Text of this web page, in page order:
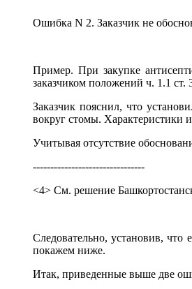
Ошибка N 2. Заказчик не
Пример. При закупке
заказчиком положений ч. 1.1
Заказчик пояснил, что
вокруг стомы. Характеристики
Учитывая отсутствие
--------------------------------
<4> См. решение
Следовательно, установив, что
покажем ниже.
Итак, приведенные выше две